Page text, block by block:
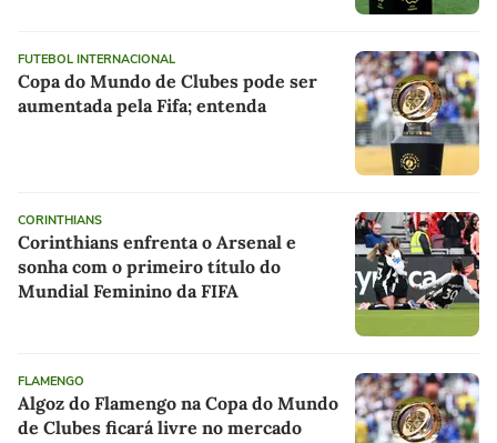
FUTEBOL INTERNACIONAL
Copa do Mundo de Clubes pode ser
aumentada pela Fifa; entenda
CORINTHIANS
Corinthians enfrenta o Arsenal e
sonha com o primeiro título do
Mundial Feminino da FIFA
FLAMENGO
Algoz do Flamengo na Copa do Mundo
de Clubes ficará livre no mercado